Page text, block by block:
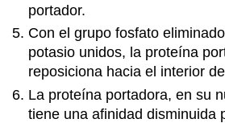
portador.
Con el grupo fosfato
potasio unidos, la proteína
reposiciona hacia el interior
La proteína portadora, en su
tiene una afinidad disminuida